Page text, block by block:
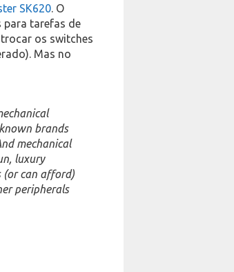
SK620. O
para tarefas de
os switches
Mas no
brands
mechanical
luxury
(or can afford)
peripherals